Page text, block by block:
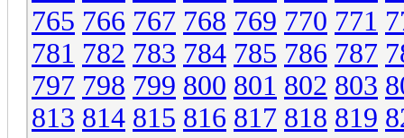
765 766 767 768 769 770 771
781 782 783 784 785 786 787
797 798 799 800 801 802 803
813 814 815 816 817 818 819